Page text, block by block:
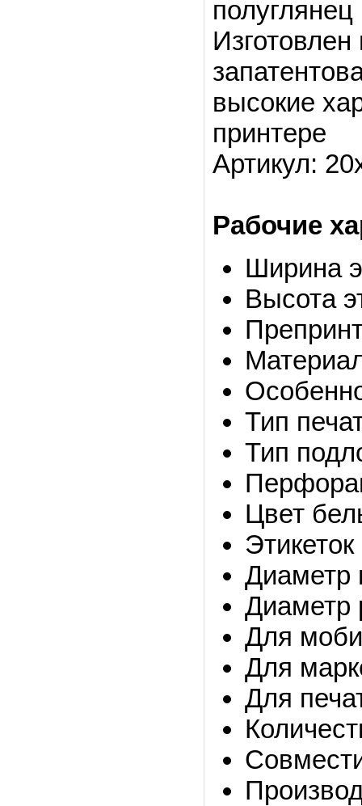
высокие
принтере
Артикул:
Рабочие
Ширина
Высота
Тип
Тип
Цвет
Диаметр
Диаметр
Для
Для
Для